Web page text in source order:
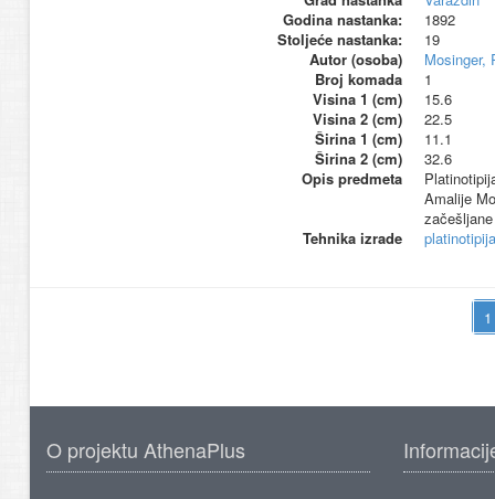
Godina nastanka:
1892
Stoljeće nastanka:
19
Autor (osoba)
Mosinger,
Broj komada
1
Visina 1 (cm)
15.6
Visina 2 (cm)
22.5
Širina 1 (cm)
11.1
Širina 2 (cm)
32.6
Opis predmeta
Amalije
Tehnika izrade
platinotipija
O projektu AthenaPlus